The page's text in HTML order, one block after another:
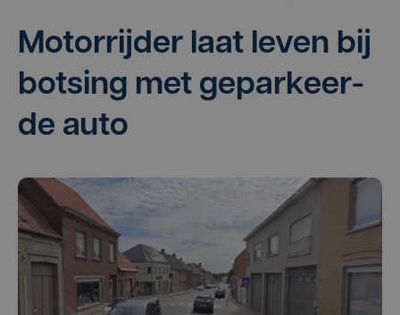
Motor­rij­der laat leven bij
bot­sing met gepar­keer­
de auto